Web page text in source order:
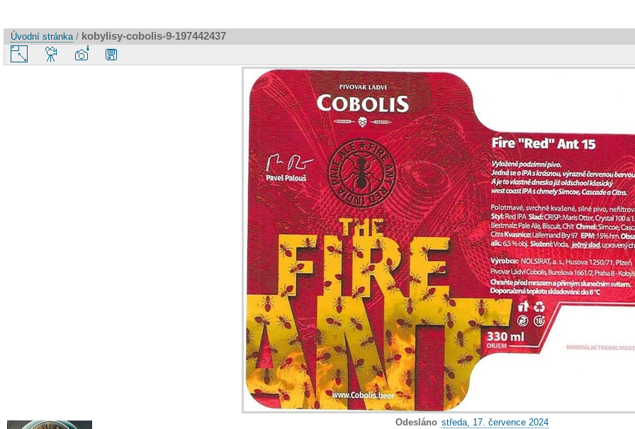
Úvodní stránka / kobylisy-cobolis-9-197442437
Odesláno středa, 17. července 2024